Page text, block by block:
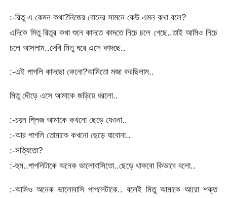
:-রিতু এ কেমন কথা?নিজের বোনের সামনে কেউ এমন কথা বলে?
এদিকে মিতু রিতুর কথা শুনে কাদতে কাদতে নিচে চলে গেছে..তাই আমিও নিচে
চলে আসলাম..দেখি মিতু ঘরে এসে কাদছে..
:-এই পাগলি কাদছো কেনো?আমিতো মজা করছিলাম..
মিতু দৌড়ে এসে আমাকে জড়িয়ে ধরলো..
:-চয়ন প্লিজ আমাকে কখনো ছেড়ে যেওনা..
:-আর পাগলি তোমাকে কখনো ছেড়ে যাবোনা..
:-সত্যিতো?
:-হুম..পাগলিটাকে অনেক ভালোবাসিতো..ছেড়ে থাকবো কিভাবে বলো..
:-আমিও অনেক ভালোবাসি পাগলেটাকে.. বলেই মিতু আমাকে আরো শক্ত